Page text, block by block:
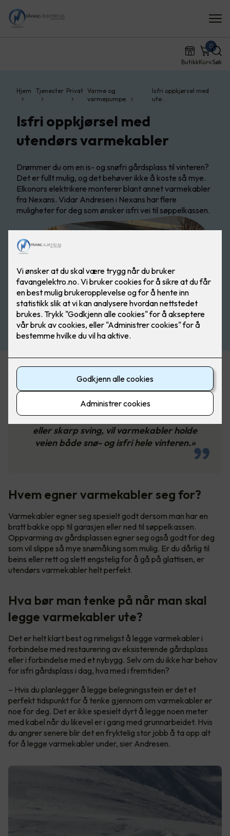
ButikkKurv
0
Søk
Hjem Tjenester Privat Varme og
varmepumpe
Isfri oppkjørsel med
ute…
Isfri oppkjørsel med
utendørs varmekabler
Drømmer du om en is- og snøfri gårdsplass til vinteren?
Det er fullt mulig, og det behøver ikke å koste så mye.
Elkonors elektrikere monterer blant annet varmekabler
fra Nexans. Vidar Andresen i Nexans har flere
muligheter for deg som ønsker isfri vei til søppelkassen.
«Varmekabler kan legges under asfalt
og belegningsstein. Hvis du har en
klønete innkjøring med en bratt bakke
eller skarp sving, vil varmekabler holde
veien både snø- og isfri hele vinteren.»
Hvem egner varmekabler seg for?
Varmekabler egner seg spesielt godt dersom man har en
bratt bakke opp til garasjen eller ned til søppelkassen.
Oppvarming av gårdsplassen egner seg også godt for deg
som vil slippe så mye snømåking som mulig. Er du dårlig til
beins eller rett og slett engstelig for å gå på glattisen, er
utendørs varmekabler helt perfekt.
Hva bør man tenke på når man skal
legge varmekabler ute?
Det er helt klart best og rimeligst å legge varmekabler i
forbindelse med restaurering av eksisterende gårdsplass
eller i forbindelse med et nybygg. Selv om du ikke har behov
for isfri gårdsplass i dag, hva med i fremtiden?
– Hvis du planlegger å legge belegningsstein er det et
perfekt tidspunkt for å tenke gjennom om varmekabler er
noe for deg. Det er ikke spesielt dyrt å legge noen meter
med kabel når du likevel er i gang med grunnarbeidet. Hvis
du angrer senere blir det en fryktelig stor jobb å ta opp alt
for å legge varmekabler under, sier Andresen.